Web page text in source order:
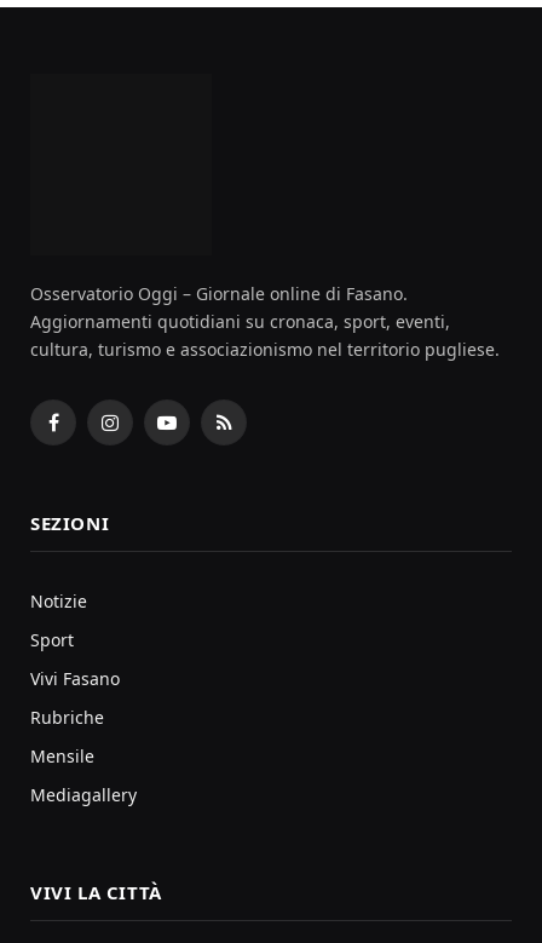
Osservatorio Oggi – Giornale online di Fasano.
Aggiornamenti quotidiani su cronaca, sport, eventi,
cultura, turismo e associazionismo nel territorio pugliese.
FacebookInstagramYouTubeRSS
SEZIONI
Notizie
Sport
Vivi Fasano
Rubriche
Mensile
Mediagallery
VIVI LA CITTÀ